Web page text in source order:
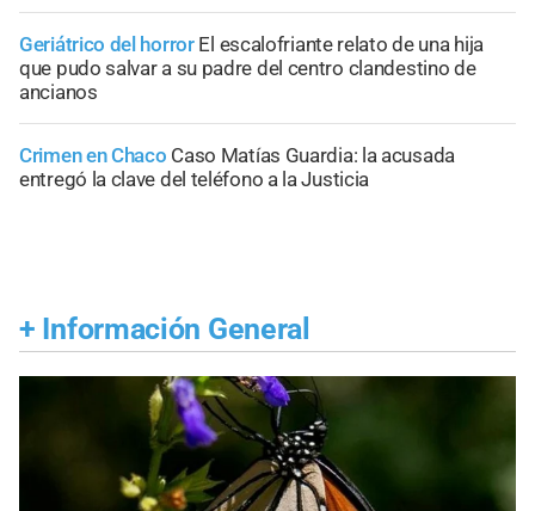
Geriátrico del horror El escalofriante relato de una hija
que pudo salvar a su padre del centro clandestino de
ancianos
Crimen en Chaco Caso Matías Guardia: la acusada
entregó la clave del teléfono a la Justicia
+ Información General